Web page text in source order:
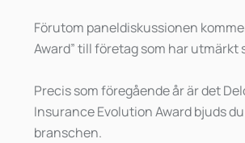
Förutom paneldiskussionen
Award” till företag som har
Precis som föregående år är det
Insurance Evolution Award bjuds
branschen.